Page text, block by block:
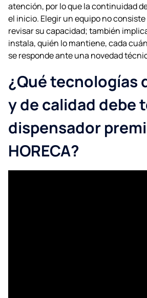
atención, por lo que la continuidad
el inicio. Elegir un equipo no
revisar su capacidad; también
instala, quién lo mantiene, cada
se responde ante una novedad
¿Qué tecnologías
y de calidad debe
dispensador
HORECA?